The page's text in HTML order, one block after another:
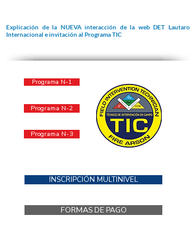
Explicación de la NUEVA interacción de la web DET Lautaro
Internacional e invitación al Programa TIC
Programa N-1
Programa N-2
Programa N-3
INSCRIPCIÓN MULTINIVEL
FORMAS DE PAGO